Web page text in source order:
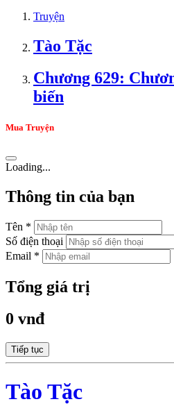
Truyện
Tào Tặc
Chương 629:
biến
Mua Truyện
Loading...
Thông tin của bạn
Tên *
Số điện thoại
Email *
Tổng giá trị
0 vnđ
Tiếp tục
Tào Tặc